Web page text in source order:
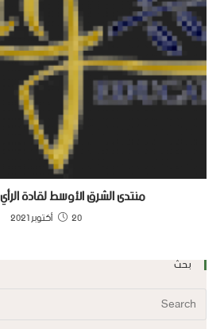
منتدى الشرق الأوسط لقادة
20 أكتوبر 2021
بحث